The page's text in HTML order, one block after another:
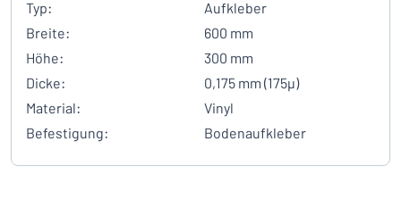
Typ:
Aufkleber
Breite:
600 mm
Höhe:
300 mm
Dicke:
0,175 mm (175µ)
Material:
Vinyl
Befestigung:
Bodenaufkleber